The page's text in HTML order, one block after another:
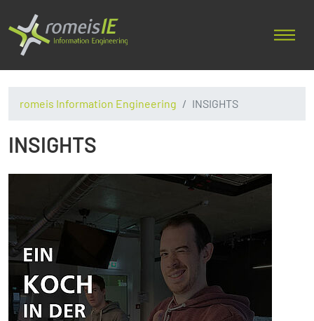
romeis Information Engineering INSIGHTS
INSIGHTS